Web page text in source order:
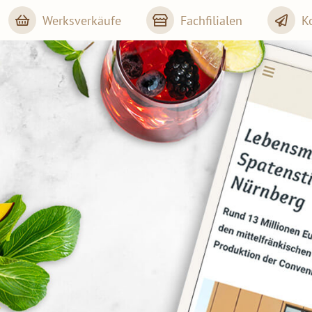
Werksverkäufe Fachfilialen